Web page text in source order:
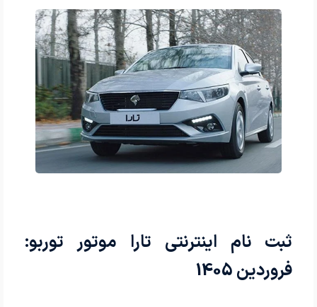
ثبت نام اینترنتی تارا موتور توربو:
فروردین 1405